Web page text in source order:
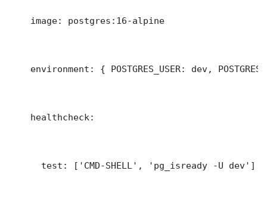
    image: postgres:16-alpine
environment: { POSTGRES_USER: dev,
    healthcheck:
      test: ['CMD-SHELL', 'pg_isready -U dev']